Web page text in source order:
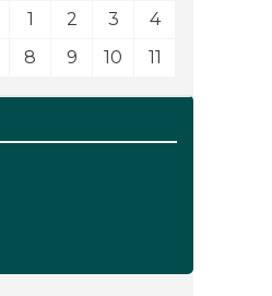
1 2 3
4
8 9 10 11